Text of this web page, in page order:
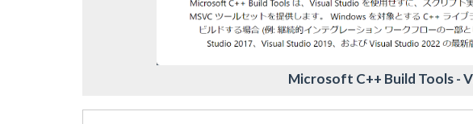
Microsoft C++ Build Tools -